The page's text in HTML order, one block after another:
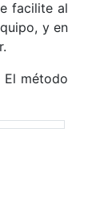
facilite al
y en
El método